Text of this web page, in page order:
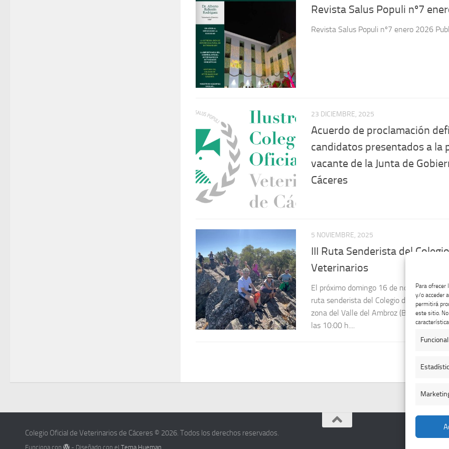
Para ofrecer
y/o acceder
permitirá
este sitio.
Funcional
Revista Salus Populi nº7 enero 2026
candidatos presentados a la
vacante de la Junta de
Veterinarios
El próximo domingo 16 de noviembre
zona del Valle del Ambroz (Baños de
las 10:00 h....